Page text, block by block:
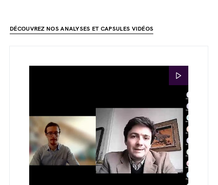
DÉCOUVREZ NOS ANALYSES ET CAPSULES VIDÉOS